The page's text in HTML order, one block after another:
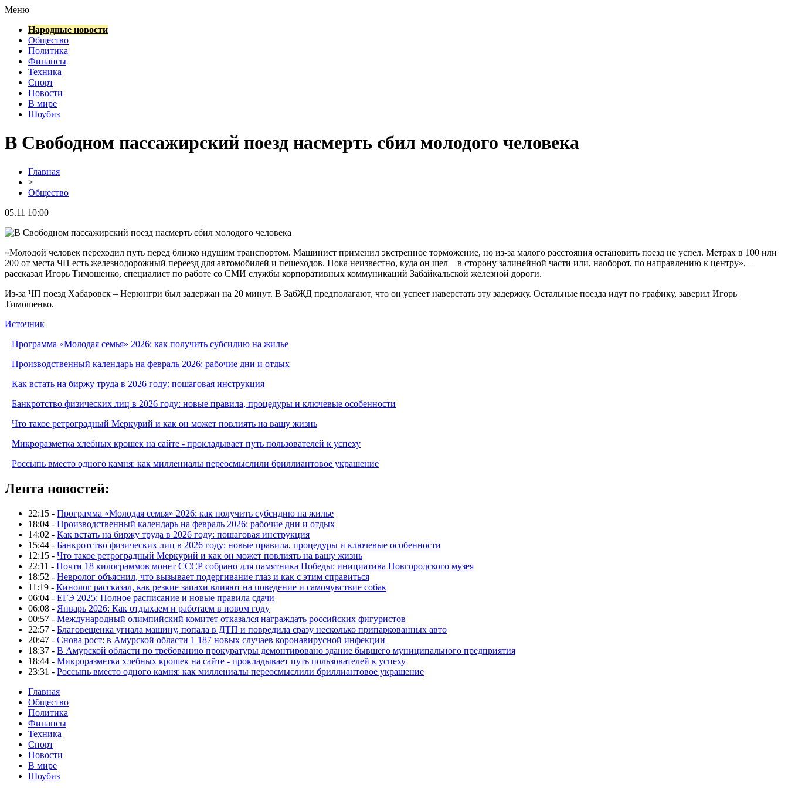
Меню
Народные новости
Общество
Политика
Финансы
Техника
Спорт
Новости
В мире
Шоубиз
В Свободном пассажирский поезд насмерть сбил молодого человека
Главная
>
Общество
05.11 10:00
«Молодой человек переходил путь перед близко идущим транспортом. Машинист применил экстренное торможение, но из-за малого расстояния остановить поезд не успел. Метрах в 100 или
200 от места ЧП есть железнодорожный переезд для автомобилей и пешеходов. Пока неизвестно, куда он шел – в сторону залинейной части или, наоборот, по направлению к центру», –
рассказал Игорь Тимошенко, специалист по работе со СМИ службы корпоративных коммуникаций Забайкальской железной дороги.
Из-за ЧП поезд Хабаровск – Нерюнгри был задержан на 20 минут. В ЗабЖД предполагают, что он успеет наверстать эту задержку. Остальные поезда идут по графику, заверил Игорь
Тимошенко.
Источник
Программа «Молодая семья» 2026: как получить субсидию на жилье
Производственный календарь на февраль 2026: рабочие дни и отдых
Как встать на биржу труда в 2026 году: пошаговая инструкция
Банкротство физических лиц в 2026 году: новые правила, процедуры и ключевые особенности
Что такое ретроградный Меркурий и как он может повлиять на вашу жизнь
Микроразметка хлебных крошек на сайте - прокладывает путь пользователей к успеху
Россыпь вместо одного камня: как миллениалы переосмыслили бриллиантовое украшение
Лента новостей:
22:15 - Программа «Молодая семья» 2026: как получить субсидию на жилье
18:04 - Производственный календарь на февраль 2026: рабочие дни и отдых
14:02 - Как встать на биржу труда в 2026 году: пошаговая инструкция
15:44 - Банкротство физических лиц в 2026 году: новые правила, процедуры и ключевые особенности
12:15 - Что такое ретроградный Меркурий и как он может повлиять на вашу жизнь
22:11 - Почти 18 килограммов монет СССР собрано для памятника Победы: инициатива Новгородского музея
18:52 - Невролог объяснил, что вызывает подергивание глаз и как с этим справиться
11:19 - Кинолог рассказал, как резкие запахи влияют на поведение и самочувствие собак
06:04 - ЕГЭ 2025: Полное расписание и новые правила сдачи
06:08 - Январь 2026: Как отдыхаем и работаем в новом году
00:57 - Международный олимпийский комитет отказался награждать российских фигуристов
22:57 - Благовещенка угнала машину, попала в ДТП и повредила сразу несколько припаркованных авто
20:47 - Снова рост: в Амурской области 1 187 новых случаев коронавирусной инфекции
18:37 - В Амурской области по требованию прокуратуры демонтировано здание бывшего муниципального предприятия
18:44 - Микроразметка хлебных крошек на сайте - прокладывает путь пользователей к успеху
23:31 - Россыпь вместо одного камня: как миллениалы переосмыслили бриллиантовое украшение
Главная
Общество
Политика
Финансы
Техника
Спорт
Новости
В мире
Шоубиз